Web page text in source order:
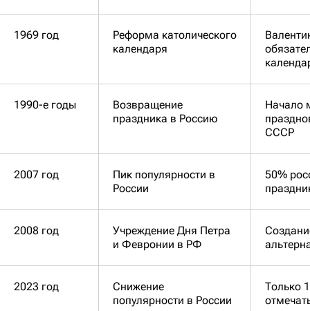
1969 год
Реформа католического
календаря
1990-е годы
Возвращение
праздника в Россию
Начало
СССР
2007 год
Пик популярности в
России
50%
2008 год
Учреждение Дня Петра
и Февронии в РФ
2023 год
Снижение
популярности в России
Только